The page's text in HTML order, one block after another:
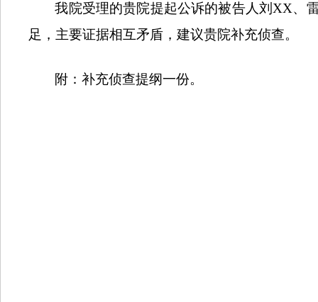
我院受理的贵院提起公诉的被告人刘 XX、
足，主要证据相互矛盾，建议贵院补充侦查。
附：补充侦查提纲一份。